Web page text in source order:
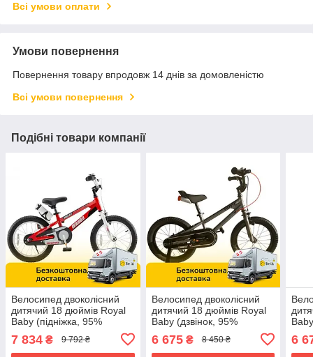
Всі умови оплати
Умови повернення
Повернення товару впродовж 14 днів за домовленістю
Всі умови повернення
Подібні товари компанії
Велосипед двоколісний
дитячий 18 дюймів Royal
Baby (підніжка, 95%
складання) SPACE RB18-
17 Червоний
7 834 ₴ 9 792 ₴
Велосипед двоколісний
дитячий 18 дюймів Royal
Baby (дзвінок, 95%
складання) 7TH Freestyle
RB18B-6P Сірий
6 675₴ 8 450 ₴ 6